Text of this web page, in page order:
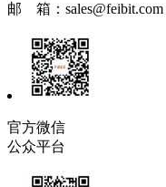
邮 箱： sales@feibit.com
官方微信
公众平台